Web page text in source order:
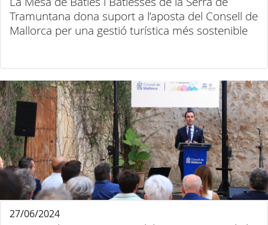
Tramuntana dona suport a l’aposta del Consell de
Mallorca per una gestió turística més sostenible
27/06/2024